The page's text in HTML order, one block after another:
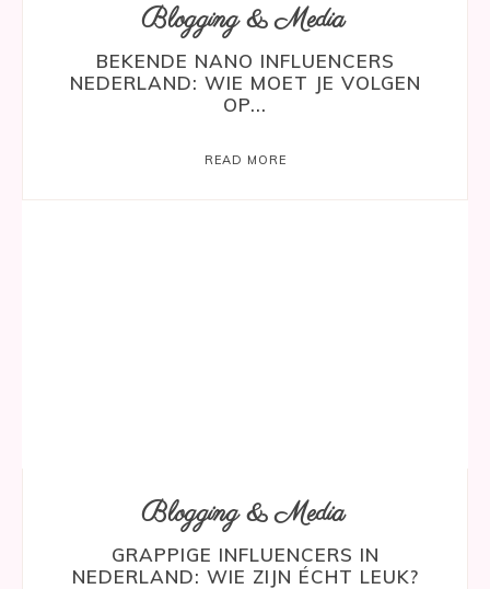
Blogging & Media
BEKENDE NANO INFLUENCERS
NEDERLAND: WIE MOET JE VOLGEN
OP...
READ MORE
Blogging & Media
GRAPPIGE INFLUENCERS IN
NEDERLAND: WIE ZIJN ÉCHT LEUK?